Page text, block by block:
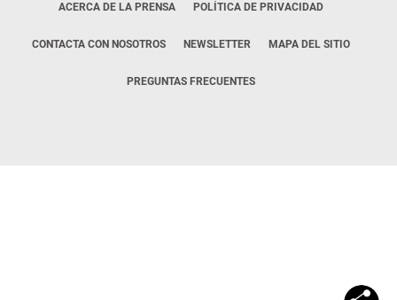
ACERCA DE LA PRENSA POLÍTICA DE PRIVACIDAD
CONTACTA CON NOSOTROS NEWSLETTER MAPA DEL SITIO
PREGUNTAS FRECUENTES